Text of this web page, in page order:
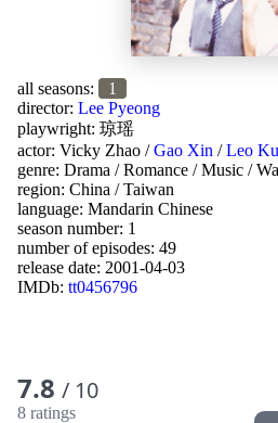
all seasons:
1
director: Lee Pyeong
playwright: 琼瑶
actor: Vicky Zhao /Gao Xin /Leo Ku
genre: Drama /Romance /Music /
region: China /Taiwan
language: Mandarin Chinese
season number: 1
number of episodes: 49
release date: 2001-04-03
IMDb: tt0456796
7.8 / 10
8 ratings